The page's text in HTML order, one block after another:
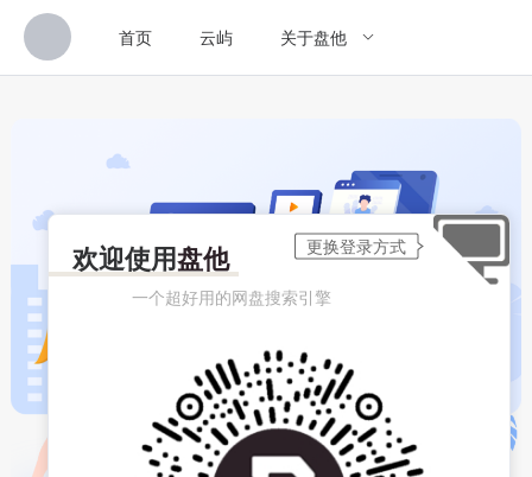
首页 云屿 关于盘他
欢迎使用盘他
一个超好用的网盘搜索引擎